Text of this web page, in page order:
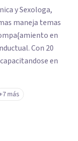
y Sexologa,
maneja temas
en
Con 20
en
más